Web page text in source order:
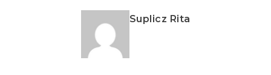
Suplicz Rita